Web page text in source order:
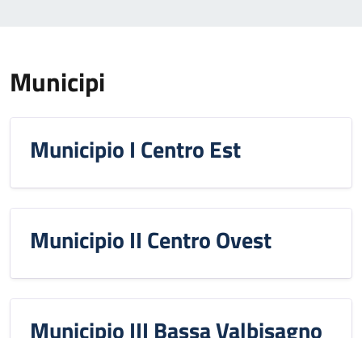
Municipi
Municipio I Centro Est
Municipio II Centro Ovest
Municipio III Bassa Valbisagno